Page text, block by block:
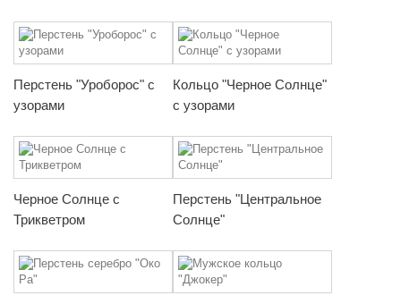
Перстень "Уроборос" с
узорами
Кольцо "Черное Солнце"
с узорами
Черное Солнце с
Трикветром
Перстень "Центральное
Солнце"